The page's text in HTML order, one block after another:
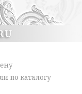
по каталогу